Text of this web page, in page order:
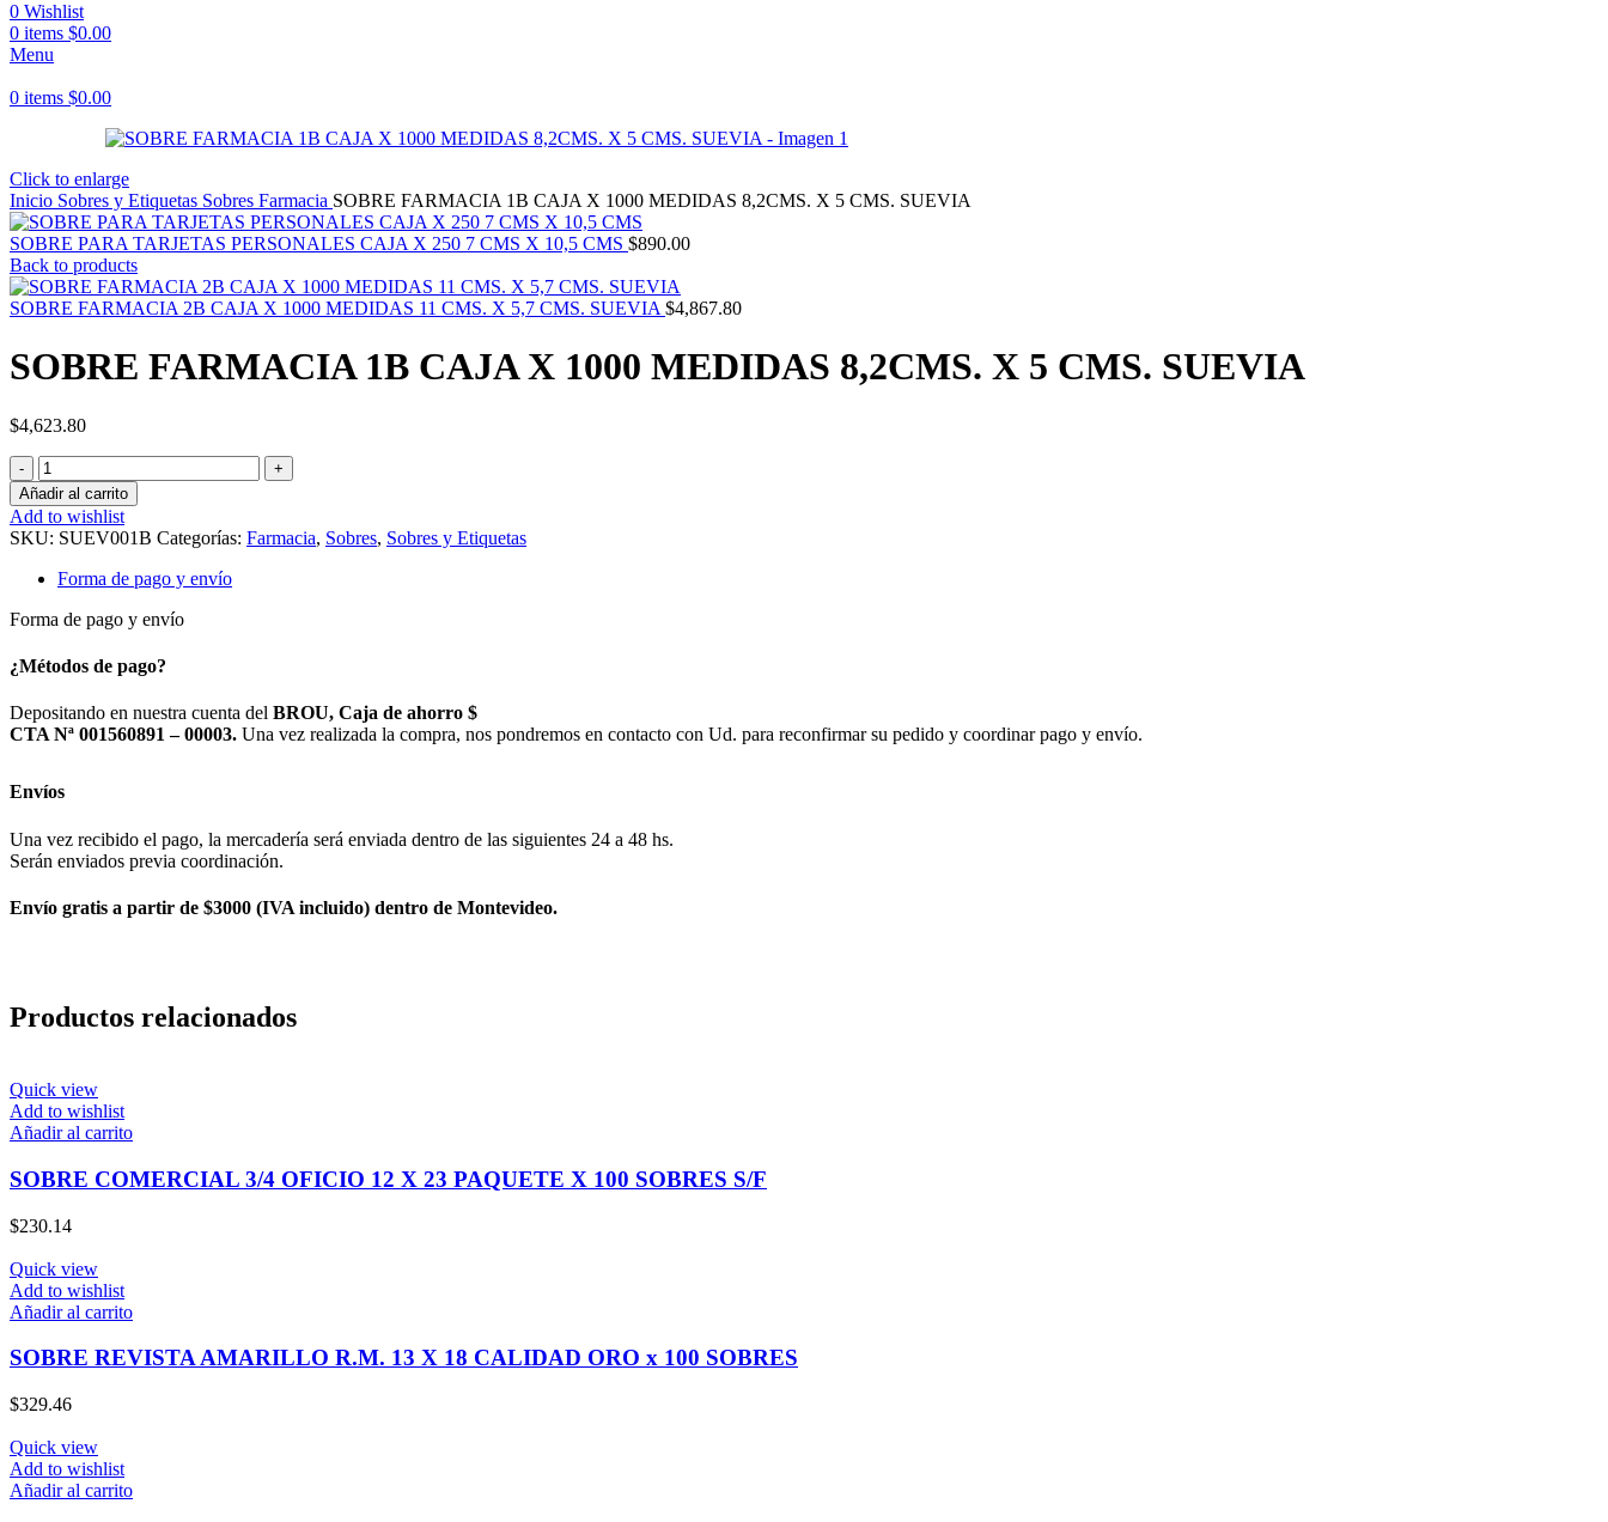
0 Wishlist
0 items $0.00
Menu
0 items $0.00
Click to enlarge
Inicio Sobres y Etiquetas Sobres Farmacia SOBRE FARMACIA 1B CAJA X 1000 MEDIDAS 8,2CMS. X 5 CMS. SUEVIA
SOBRE PARA TARJETAS PERSONALES CAJA X 250 7 CMS X 10,5 CMS $890.00
Back to products
SOBRE FARMACIA 2B CAJA X 1000 MEDIDAS 11 CMS. X 5,7 CMS. SUEVIA $4,867.80
SOBRE FARMACIA 1B CAJA X 1000 MEDIDAS 8,2CMS. X 5 CMS. SUEVIA
$4,623.80
SOBRE
FARMACIA
1B
CAJA
X
1000
MEDIDAS
8,2CMS.
5
SUEVIA
cantidad
Añadir al carrito
Add to wishlist
SKU: SUEV001B Categorías: Farmacia, Sobres, Sobres y Etiquetas
Forma de pago y envío
Forma de pago y envío
¿Métodos de pago?
Depositando en nuestra cuenta del BROU, Caja de ahorro $
CTA Nª 001560891 – 00003. Una vez realizada la compra, nos pondremos en contacto con Ud. para reconfirmar su pedido y coordinar pago y envío.
Envíos
Una vez recibido el pago, la mercadería será enviada dentro de las siguientes 24 a 48 hs.
Serán enviados previa coordinación.
Envío gratis a partir de $3000 (IVA incluido) dentro de Montevideo.
Productos relacionados
Quick view
Add to wishlist
Añadir al carrito
SOBRE COMERCIAL 3/4 OFICIO 12 X 23 PAQUETE X 100 SOBRES S/F
$230.14
Quick view
Add to wishlist
Añadir al carrito
SOBRE REVISTA AMARILLO R.M. 13 X 18 CALIDAD ORO x 100 SOBRES
$329.46
Quick view
Add to wishlist
Añadir al carrito